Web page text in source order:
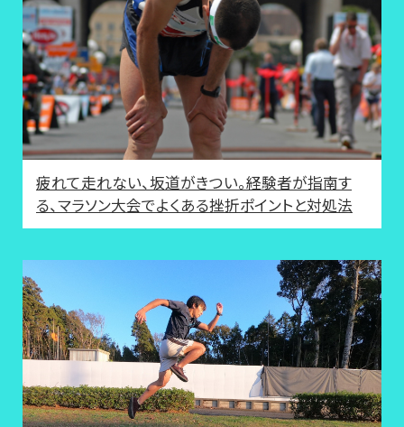
疲れて走れない、坂道がきつい。経験者が指南す
る、マラソン大会でよくある挫折ポイントと対処法